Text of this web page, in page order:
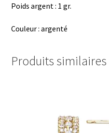
Poids argent : 1 gr.
Couleur : argenté
Produits similaires